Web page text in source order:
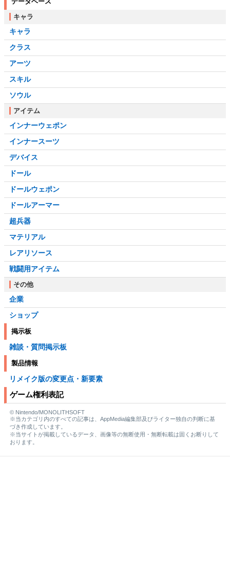
キャラ
キャラ
クラス
アーツ
スキル
ソウル
アイテム
インナーウェポン
インナースーツ
デバイス
ドール
ドールウェポン
ドールアーマー
超兵器
マテリアル
レアリソース
戦闘用アイテム
その他
企業
ショップ
掲示板
雑談・質問掲示板
製品情報
リメイク版の変更点・新要素
ゲーム権利表記
© Nintendo/MONOLITHSOFT
※当カテゴリ内のすべての記事は、AppMedia編集部及びライター独自の判断に基
づき作成しています。
※当サイトが掲載しているデータ、画像等の無断使用・無断転載は固くお断りして
おります。